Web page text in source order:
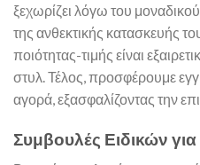
ξεχωρίζει λόγω του
της ανθεκτικής κατασκευής
ποιότητας-τιμής είναι
στυλ. Τέλος, προσφέρουμε
αγορά, εξασφαλίζοντας την
Συμβουλές Ειδικών